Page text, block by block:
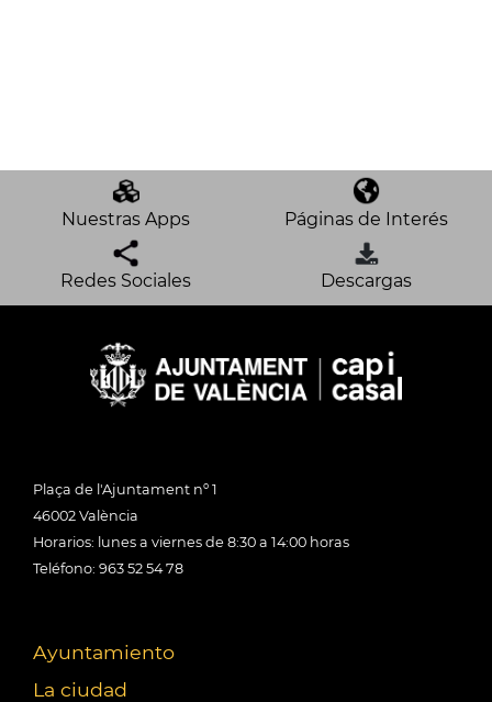
Nuestras Apps Páginas de Interés
Redes Sociales Descargas
Plaça de l'Ajuntament nº 1
46002 València
Horarios: lunes a viernes de 8:30 a 14:00 horas
Teléfono: 963 52 54 78
Ayuntamiento
La ciudad